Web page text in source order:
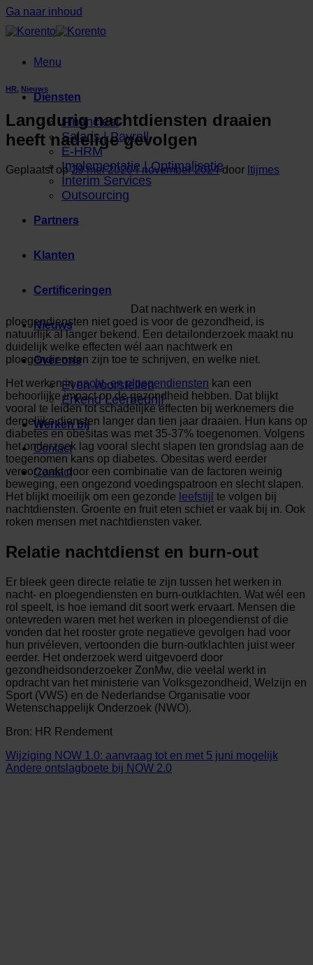
Ga naar inhoud
Menu
Diensten
Financieel
Salaris | Payroll
E-HRM
Implementatie | Optimalisatie
Interim Services
Outsourcing
Partners
Klanten
Certificeringen
Nieuws
Over ons
Even voorstellen
Erkend Leerbedrijf
Werken bij
Contact
Contact
HR, Nieuws
Langdurig nachtdiensten draaien
heeft nadelige gevolgen
Geplaatst op29 mei 20204 november 2024 door ltijmes
Dat nachtwerk en werk in
ploegendiensten niet goed is voor de gezondheid, is
natuurlijk al langer bekend. Een detailonderzoek maakt nu
duidelijk welke effecten wél aan nachtwerk en
ploegendiensten zijn toe te schrijven, en welke niet.
Het werken innacht- en ploegendiensten kan een
behoorlijke impact op de gezondheid hebben. Dat blijkt
vooral te leiden tot schadelijke effecten bij werknemers die
dergelijke diensten langer dan tien jaar draaien. Hun kans op
diabetes en obesitas was met 35-37% toegenomen. Volgens
het onderzoek lag vooral slecht slapen ten grondslag aan de
toegenomen kans op diabetes. Obesitas werd eerder
veroorzaakt door een combinatie van de factoren weinig
beweging, een ongezond voedingspatroon en slecht slapen.
Het blijkt moeilijk om een gezonde leefstijl te volgen bij
nachtdiensten. Groente en fruit eten schiet er vaak bij in. Ook
roken mensen met nachtdiensten vaker.
Relatie nachtdienst en burn-out
Er bleek geen directe relatie te zijn tussen het werken in
nacht- en ploegendiensten en burn-outklachten. Wat wél een
rol speelt, is hoe iemand dit soort werk ervaart. Mensen die
ontevreden waren met het werken in ploegendienst of die
vonden dat het rooster grote negatieve gevolgen had voor
hun privéleven, vertoonden die burn-outklachten juist weer
eerder. Het onderzoek werd uitgevoerd door
gezondheidsonderzoeker ZonMw, die veelal werkt in
opdracht van het ministerie van Volksgezondheid, Welzijn en
Sport (VWS) en de Nederlandse Organisatie voor
Wetenschappelijk Onderzoek (NWO).
Bron: HR Rendement
Wijziging NOW 1.0: aanvraag tot en met 5 juni mogelijk
Andere ontslagboete bij NOW 2.0